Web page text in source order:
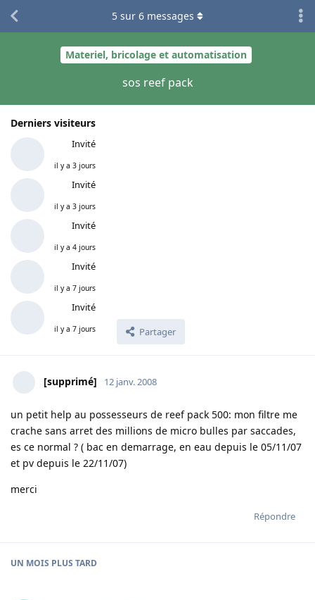
Materiel, bricolage et automatisation
sos reef pack
Derniers visiteurs
Invité
il y a 3 jours
Invité
il y a 3 jours
Invité
il y a 4 jours
Invité
il y a 7 jours
Invité
il y a 7 jours Partager
5 sur 6 messages
[supprimé] 12 janv. 2008
un petit help au possesseurs de reef pack 500: mon filtre me
crache sans arret des millions de micro bulles par saccades,
es ce normal ? ( bac en demarrage, en eau depuis le 05/11/07
et pv depuis le 22/11/07)
merci
Répondre
UN MOIS PLUS TARD